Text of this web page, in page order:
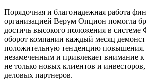
Порядочная и благонадежная работа
организацией Верум Опцион помогла
достичь высокого положения в системе
оборот компании каждый месяц
положительную тенденцию повышения.
незамеченным и привлекает внимание
не только новых клиентов и
деловых партнеров.